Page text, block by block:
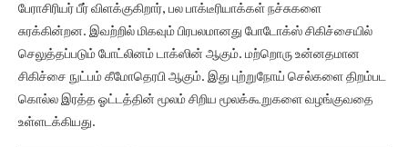
பேராசிரியர் பீர் விளக்குகிறார், பல பாக்டீரியாக்கள் நச்சுகளை
சுரக்கின்றன. இவற்றில் மிகவும் பிரபலமானது போடோக்ஸ் சிகிச்சையில்
செலுத்தப்படும் போட்லினம் டாக்ஸின் ஆகும். மற்றொரு உன்னதமான
சிகிச்சை நுட்பம் கீமோதெரபி ஆகும். இது புற்றுநோய் செல்களை திறம்பட
கொல்ல இரத்த ஓட்டத்தின் மூலம் சிறிய மூலக்கூறுகளை வழங்குவதை
உள்ளடக்கியது.